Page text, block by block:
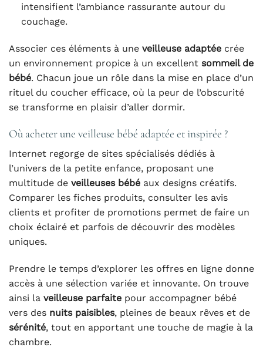
intensifient l’ambiance rassurante autour du
couchage.
Associer ces éléments à une veilleuse adaptée crée
un environnement propice à un excellent sommeil de
bébé. Chacun joue un rôle dans la mise en place d’un
rituel du coucher efficace, où la peur de l’obscurité
se transforme en plaisir d’aller dormir.
Où acheter une veilleuse bébé adaptée et inspirée ?
Internet regorge de sites spécialisés dédiés à
l’univers de la petite enfance, proposant une
multitude de veilleuses bébé aux designs créatifs.
Comparer les fiches produits, consulter les avis
clients et profiter de promotions permet de faire un
choix éclairé et parfois de découvrir des modèles
uniques.
Prendre le temps d’explorer les offres en ligne donne
accès à une sélection variée et innovante. On trouve
ainsi la veilleuse parfaite pour accompagner bébé
vers des nuits paisibles, pleines de beaux rêves et de
sérénité, tout en apportant une touche de magie à la
chambre.